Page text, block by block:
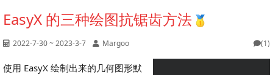
EasyX 的三种绘图抗锯齿方法
2022-7-30 ~ 2023-3-7 Margoo (1)
使用 EasyX 绘制出来的几何图形默